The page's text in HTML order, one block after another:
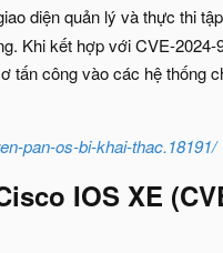
diện quản lý và thực thi
Khi kết hợp với CVE-
tấn công vào các hệ thống
pan-os-bi-khai-thac.18191/
IOS XE (